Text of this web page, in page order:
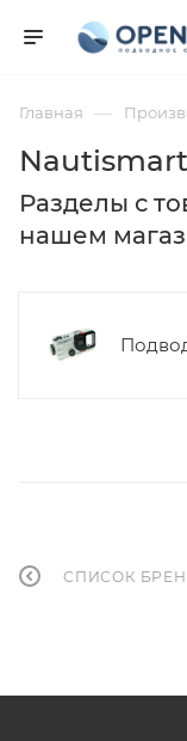
Главная —
Разделы с
нашем
СПИСОК